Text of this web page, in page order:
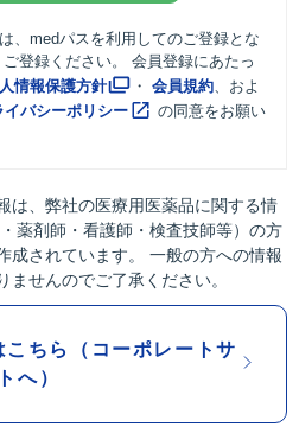
、medパスを利用してのご登録とな
登録ください。 会員登録にあたっ
情報保護方針 ・ 会員規約、およ
バシーポリシー
の同意をお願い
は、弊社の医療用医薬品に関する情
薬剤師・看護師・検査技師等）の方
成されています。 一般の方への情報
せんのでご了承ください。
こちら（コーポレートサ
へ）